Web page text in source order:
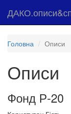
Головна Описи
Описи
Фонд Р-20